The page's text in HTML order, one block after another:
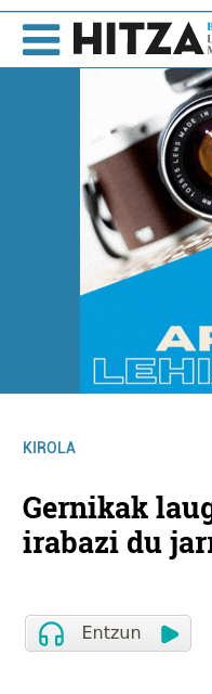
KIROLA
Gernikak
irabazi du